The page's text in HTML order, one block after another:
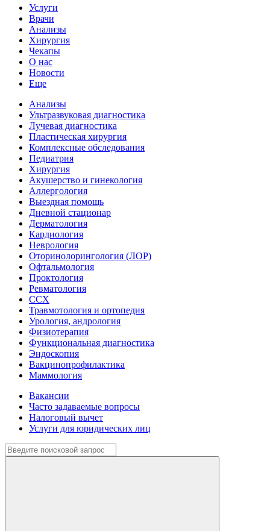
Услуги
Врачи
Анализы
Хирургия
Чекапы
О нас
Новости
Еще
Анализы
Ультразвуковая диагностика
Лучевая диагностика
Пластическая хирургия
Комплексные обследования
Педиатрия
Хирургия
Акушерство и гинекология
Аллергология
Выездная помощь
Дневной стационар
Дерматология
Кардиология
Неврология
Оторинолорингология (ЛОР)
Офтальмология
Проктология
Ревматология
ССХ
Травмотология и ортопедия
Урология, андрология
Физиотерапия
Функциональная диагностика
Эндоскопия
Вакцинопрофилактика
Маммология
Вакансии
Часто задаваемые вопросы
Налоговый вычет
Услуги для юридических лиц